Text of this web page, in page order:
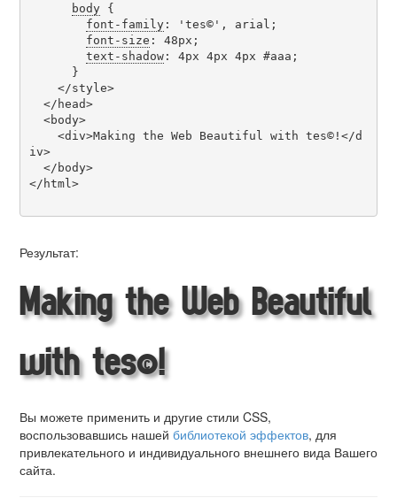
body {
font-family: 'tes©', arial;
font-size : 48px;
text-shadow: 4px 4px 4px #aaa;
iv>
</html>
Результат:
Making the Web Beautiful
with tes©!
Вы можете применить и другие стили CSS,
воспользовавшись нашей библиотекой эффектов, для
привлекательного и индивидуального внешнего вида Вашего
сайта.